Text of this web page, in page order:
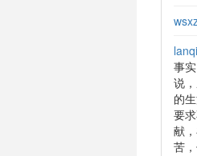
事
说
的
要
献
苦